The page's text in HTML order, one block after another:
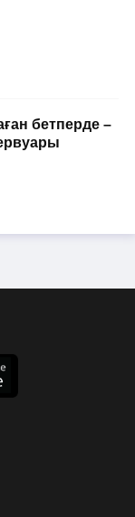
бетперде –